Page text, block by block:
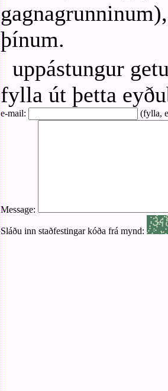
þínum.
uppástungur
fylla út þetta
e-mail: (fylla,
Message:
Sláðu inn staðfestingar kóða frá mynd: